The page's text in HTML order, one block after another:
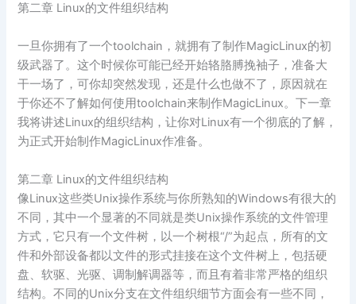
第二章 Linux的文件组织结构
一旦你拥有了一个toolchain，就拥有了制作MagicLinux的初
级武器了。这个时候你可能已经开始辂胳膊挽袖子，准备大
干一场了，可你却突然发现，还是什么也做不了，原因就在
于你还不了解如何使用toolchain来制作MagicLinux。下一章
我将讲述Linux的组织结构，让你对Linux有一个彻底的了解，
为正式开始制作MagicLinux作准备。
第二章 Linux的文件组织结构
像Linux这些类Unix操作系统与你所熟知的Windows有很大的
不同，其中一个显著的不同就是类Unix操作系统的文件管理
方式，它只有一个文件树，以一个树根“/”为起点，所有的文
件和外部设备都以文件的形式挂接在这个文件树上，包括硬
盘、软驱、光驱、调制解调器等，而且有着非常严格的组织
结构。不同的Unix分支在文件组织细节方面会有一些不同，